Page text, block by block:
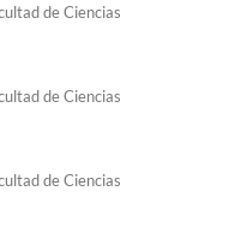
de Ciencias
de Ciencias
de Ciencias